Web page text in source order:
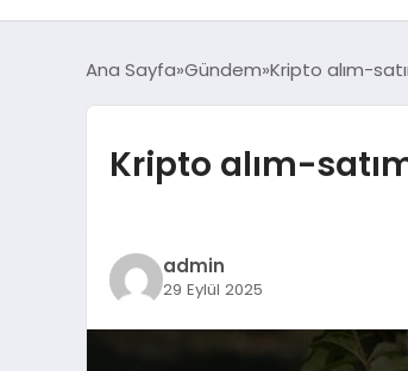
Ana Sayfa Gündem Kripto alım-
Kripto alım-
admin
29 Eylül 2025